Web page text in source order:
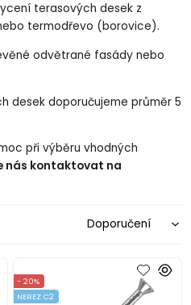
terasových desek z
termodřevo (borovice).
odvětrané fasády nebo
desek doporučujeme průměr 5
při výběru vhodných
nás kontaktovat na
- 20%
NEREZ C2